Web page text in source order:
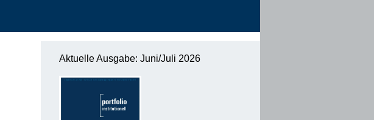
Aktuelle Ausgabe: Juni/Juli 2026